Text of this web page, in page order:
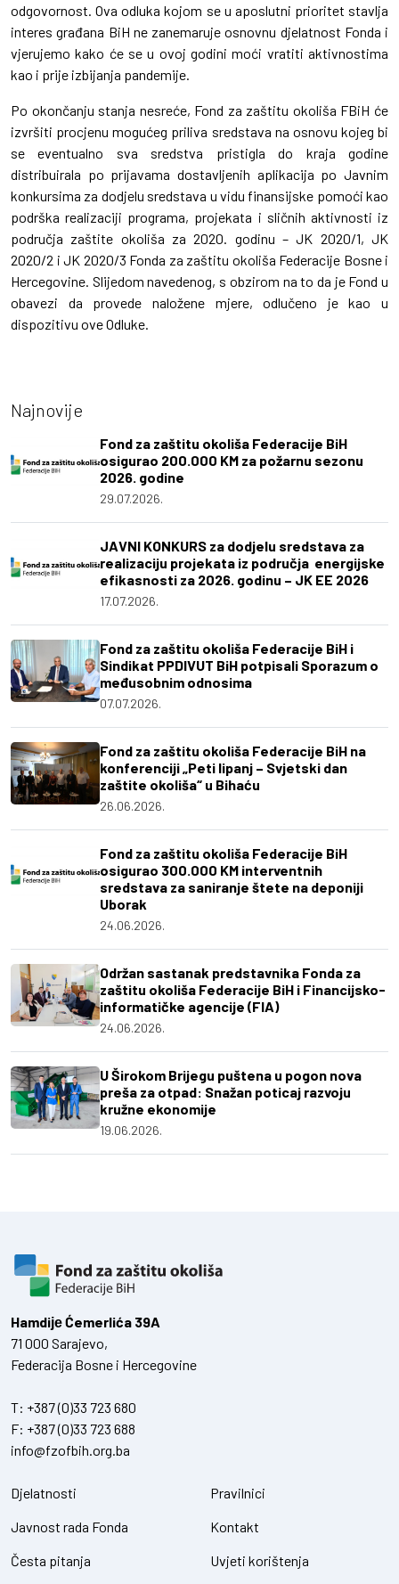
odgovornost. Ova odluka kojom se u aposlutni prioritet stavlja
interes građana BiH ne zanemaruje osnovnu djelatnost Fonda i
vjerujemo kako će se u ovoj godini moći vratiti aktivnostima
kao i prije izbijanja pandemije.
Po okončanju stanja nesreće, Fond za zaštitu okoliša FBiH će
izvršiti procjenu mogućeg priliva sredstava na osnovu kojeg bi
se eventualno sva sredstva pristigla do kraja godine
distribuirala po prijavama dostavljenih aplikacija po Javnim
konkursima za dodjelu sredstava u vidu finansijske pomoći kao
podrška realizaciji programa, projekata i sličnih aktivnosti iz
područja zaštite okoliša za 2020. godinu – JK 2020/1, JK
2020/2 i JK 2020/3 Fonda za zaštitu okoliša Federacije Bosne i
Hercegovine. Slijedom navedenog, s obzirom na to da je Fond u
obavezi da provede naložene mjere, odlučeno je kao u
dispozitivu ove Odluke.
Najnovije
Fond za zaštitu okoliša Federacije BiH
osigurao 200.000 KM za požarnu sezonu
2026. godine
29.07.2026.
JAVNI KONKURS za dodjelu sredstava za
realizaciju projekata iz područja energijske
efikasnosti za 2026. godinu – JK EE 2026
17.07.2026.
Fond za zaštitu okoliša Federacije BiH i
Sindikat PPDIVUT BiH potpisali Sporazum o
međusobnim odnosima
07.07.2026.
Fond za zaštitu okoliša Federacije BiH na
konferenciji „Peti lipanj – Svjetski dan
zaštite okoliša“ u Bihaću
26.06.2026.
Fond za zaštitu okoliša Federacije BiH
osigurao 300.000 KM interventnih
sredstava za saniranje štete na deponiji
Uborak
24.06.2026.
Održan sastanak predstavnika Fonda za
zaštitu okoliša Federacije BiH i Financijsko-
informatičke agencije (FIA)
24.06.2026.
U Širokom Brijegu puštena u pogon nova
preša za otpad: Snažan poticaj razvoju
kružne ekonomije
19.06.2026.
Hamdiје Ćemerlića 39A
71 000 Sarajevo,
Federacija Bosne i Hercegovine
T: +387 (0)33 723 680
F: +387 (0)33 723 688
info@fzofbih.org.ba
Djelatnosti
Javnost rada Fonda
Česta pitanja
Pravilnici
Kontakt
Uvjeti korištenja